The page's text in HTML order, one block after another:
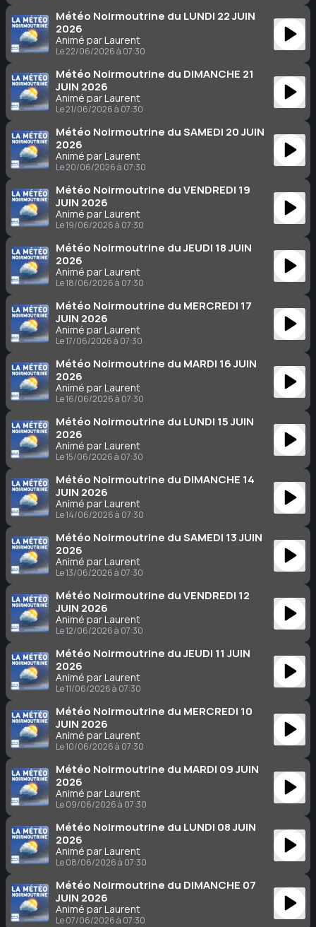
Météo Noirmoutrine du LUNDI 22 JUIN
2026
Animé par Laurent
Le 22/06/2026 à 07:30
Météo Noirmoutrine du DIMANCHE 21
JUIN 2026
Animé par Laurent
Le 21/06/2026 à 07:30
Météo Noirmoutrine du SAMEDI 20 JUIN
2026
Animé par Laurent
Le 20/06/2026 à 07:30
Météo Noirmoutrine du VENDREDI 19
JUIN 2026
Animé par Laurent
Le 19/06/2026 à 07:30
Météo Noirmoutrine du JEUDI 18 JUIN
2026
Animé par Laurent
Le 18/06/2026 à 07:30
Météo Noirmoutrine du MERCREDI 17
JUIN 2026
Animé par Laurent
Le 17/06/2026 à 07:30
Météo Noirmoutrine du MARDI 16 JUIN
2026
Animé par Laurent
Le 16/06/2026 à 07:30
Météo Noirmoutrine du LUNDI 15 JUIN
2026
Animé par Laurent
Le 15/06/2026 à 07:30
Météo Noirmoutrine du DIMANCHE 14
JUIN 2026
Animé par Laurent
Le 14/06/2026 à 07:30
Météo Noirmoutrine du SAMEDI 13 JUIN
2026
Animé par Laurent
Le 13/06/2026 à 07:30
Météo Noirmoutrine du VENDREDI 12
JUIN 2026
Animé par Laurent
Le 12/06/2026 à 07:30
Météo Noirmoutrine du JEUDI 11 JUIN
2026
Animé par Laurent
Le 11/06/2026 à 07:30
Météo Noirmoutrine du MERCREDI 10
JUIN 2026
Animé par Laurent
Le 10/06/2026 à 07:30
Météo Noirmoutrine du MARDI 09 JUIN
2026
Animé par Laurent
Le 09/06/2026 à 07:30
Météo Noirmoutrine du LUNDI 08 JUIN
2026
Animé par Laurent
Le 08/06/2026 à 07:30
Météo Noirmoutrine du DIMANCHE 07
JUIN 2026
Animé par Laurent
Le 07/06/2026 à 07:30